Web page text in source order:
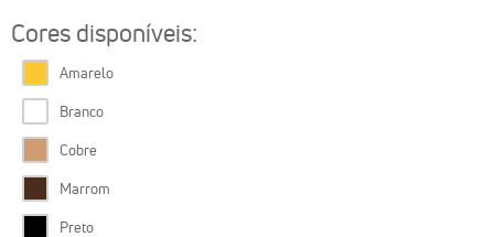
Cores disponíveis:
Amarelo
Branco
Cobre
Marrom
Preto